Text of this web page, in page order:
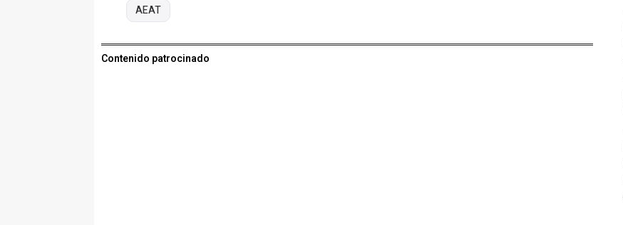
AEAT
Contenido patrocinado